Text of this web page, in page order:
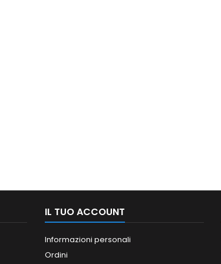
IL TUO ACCOUNT
Informazioni personali
Ordini